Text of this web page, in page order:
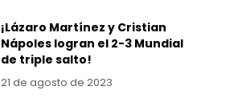
¡Lázaro Martínez y Cristian
Nápoles logran el 2-3 Mundial
de triple salto!
21 de agosto de 2023